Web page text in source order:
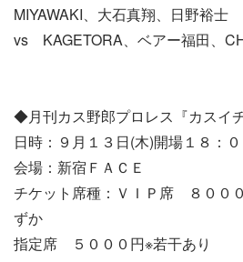
MIYAWAKI、大石真翔、日野裕士
vs KAGETORA、ベアー福田、
◆月刊カス野郎プロレス『カスイ
日時：９月１３日(木)開場１８：
会場：新宿ＦＡＣＥ
チケット席種：ＶＩＰ席 ８００
ずか
指定席 ５０００円※若干あり